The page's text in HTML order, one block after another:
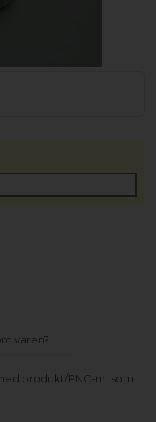
varen?
produkt/PNC-nr. som